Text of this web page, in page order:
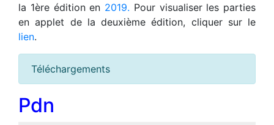
la 1ère édition en 2019. Pour visualiser les parties
en applet de la deuxième édition, cliquer sur le
lien.
Téléchargements
Pdn